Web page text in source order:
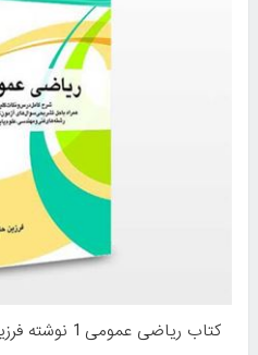
کتاب ریاضی عمومی 1 نوشته فرزین حاجی جمشیدی از جهش